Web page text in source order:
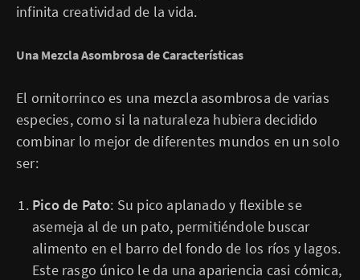
infinita creatividad de la vida.
Una Mezcla Asombrosa de Características
El ornitorrinco es una mezcla asombrosa de varias
especies, como si la naturaleza hubiera decidido
combinar lo mejor de diferentes mundos en un solo
ser:
Pico de Pato: Su pico aplanado y flexible se
asemeja al de un pato, permitiéndole buscar
alimento en el barro del fondo de los ríos y lagos.
Este rasgo único le da una apariencia casi cómica,